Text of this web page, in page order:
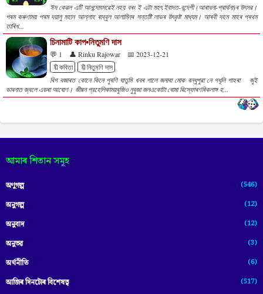
ঈদ কেৱল এটি আনন্দোৎসৱেই নহয় বৰং ই এটা মহৎ ইবাদত-বন্দেগী (আৰাধনা-প্ৰাৰ্থনা)ৰ উৎসৱ।
পৰম কৰুণাময় পৰম দয়ালু মহান আল্লাহ ৰাব্বুল আলামিনৰ সন্তষ্টি লাভৰ উৎকৃষ্ট মাধ্যম। আৰবী দহম মাহৰ প্ৰথম
তাৰিখ...
চিনামাটি কাপ▪️নিতুমণি দাস
💬 1 👤 Rinku Rajowar
📅 2023-12-21
🔖কবিতা
🔖নিতুমণি দাস
বিগ বজাৰত কোনে কিনে পুৰণি ঘাতুমি খবৰ পালে জনাবা মোক বন্ধুপুৱা নে গধূলি পাহৰা জুই
ভাবনাত জ্বলে এডৰা আঘোণ। জীৱন প্রহেলিকাময়বুজিও নুবুজা জনএকোটা বোমা বিস্ফোৰণবিকলাঙ্গ হ...
আমাৰ শিতান সমূহ
অণুগল্প (546)
অনুগল্প (12)
অনুবাদ (12)
অনুভৱ (3)
অৰ্থনীতি (6)
আজিৰ দিনটোৰ বিশেষত্ব (517)